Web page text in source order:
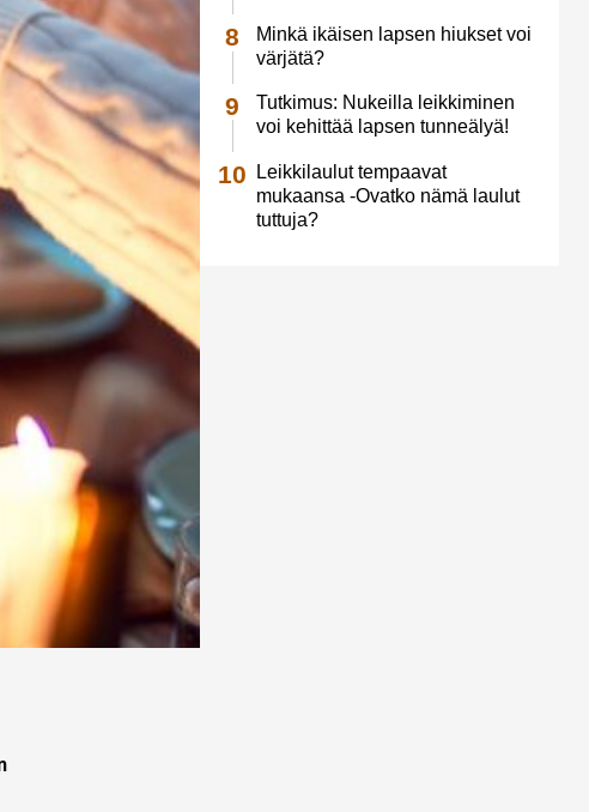
Minkä ikäisen lapsen hiukset voi
värjätä?
Tutkimus: Nukeilla leikkiminen
voi kehittää lapsen tunneälyä!
Leikkilaulut tempaavat
mukaansa -Ovatko nämä laulut
tuttuja?